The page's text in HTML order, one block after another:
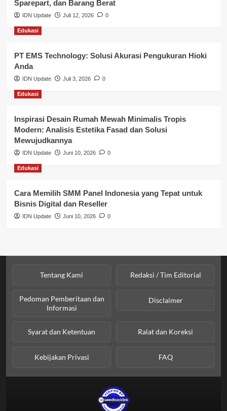
Nasional
Pemerintahan
Pendidikan
Perbankan & Keuangan
Perpajakan & Keuangan
Profil Wilayah Banyuasin
Sosial & Budaya
Sosial & Kesejahteraan
Sparepart, dan Barang Berat
IDN Update Juli 12, 2026 0
Edukasi
PT EMS Technology: Solusi Akurasi Pengukuran Hioki
Anda
IDN Update Juli 3, 2026 0
Edukasi
Inspirasi Desain Rumah Mewah Minimalis Tropis
Modern: Analisis Estetika Fasad dan Solusi
Mewujudkannya
IDN Update Juni 10, 2026 0
Edukasi
Cara Memilih SMM Panel Indonesia yang Tepat untuk
Bisnis Digital dan Reseller
IDN Update Juni 10, 2026 0
Tentang Kami Redaksi / Tim Editorial
Pedoman Pemberitaan dan
Informasi
Disclaimer
Syarat dan Ketentuan Ralat dan Koreksi
Kebijakan Privasi FAQ